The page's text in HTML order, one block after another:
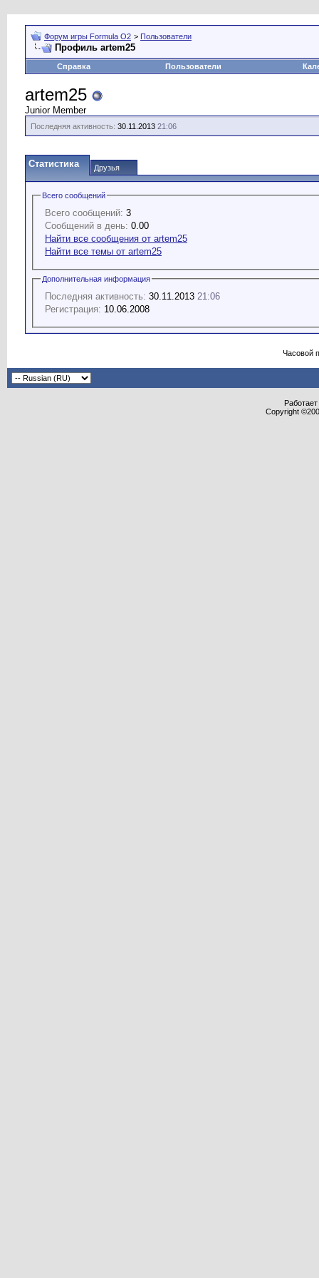
Форум игры Formula O2 > Пользователи
Профиль artem25
Справка Пользователи
artem25
Junior Member
Последняя активность: 30.11.2013 21:06
Статистика Друзья
Всего сообщений
Всего сообщений: 3
Сообщений в день: 0.00
Найти все сообщения от artem25
Найти все темы от artem25
Дополнительная информация
Последняя активность: 30.11.2013 21:06
Регистрация: 10.06.2008
Часовой
Copyright